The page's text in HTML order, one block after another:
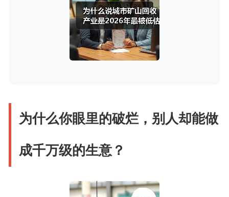
为什么你眼里的破烂，别人却能做
成千万级的生意？